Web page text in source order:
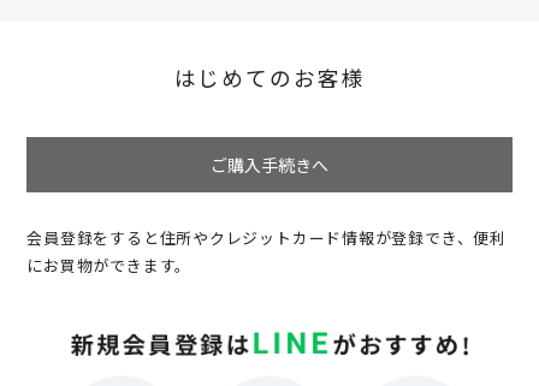
はじめてのお客様
ご購入手続きへ
会員登録をすると住所やクレジットカード情報が登録でき、便利
にお買物ができます。